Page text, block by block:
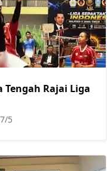
Tengah Rajai Liga
5